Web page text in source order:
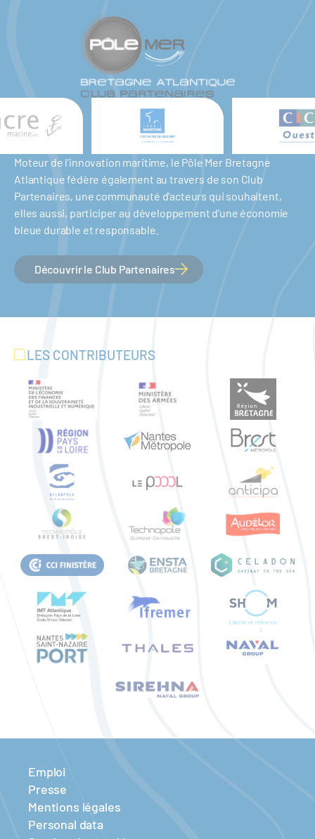
Moteur de l'innovation maritime, le Pôle Mer Bretagne
Atlantique fédère également au travers de son Club
Partenaires, une communauté d'acteurs qui souhaitent,
elles aussi, participer au développement d'une économie
bleue durable et responsable.
Découvrir le Club Partenaires
LES CONTRIBUTEURS
Emploi
Presse
Mentions légales
Personal data